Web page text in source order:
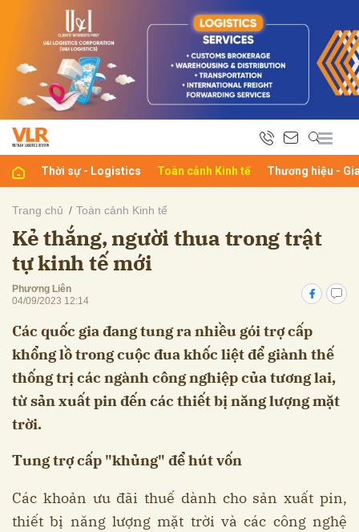
Thời sự - Logistics Toàn cảnh Kinh tế Thương hiệu -
Trang chủ Toàn cảnh Kinh tế
Kẻ thắng, người thua trong trật
tự kinh tế mới
Phương Liên
04/09/2023 12:14
Các quốc gia đang tung ra nhiều gói trợ cấp
khổng lồ trong cuộc đua khốc liệt để giành thế
thống trị các ngành công nghiệp của tương lai,
từ sản xuất pin đến các thiết bị năng lượng mặt
trời.
Tung trợ cấp "khủng" để hút vốn
Các khoản ưu đãi thuế dành cho sản xuất pin,
thiết bị năng lượng mặt trời và các công nghệ
luận
Hủy